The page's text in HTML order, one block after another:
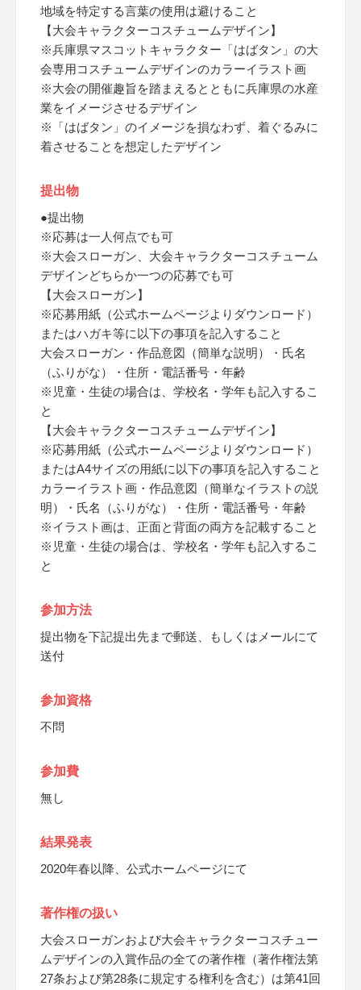
地域を特定する言葉の使用は避けること
【大会キャラクターコスチュームデザイン】
※兵庫県マスコットキャラクター「はばタン」の大
会専用コスチュームデザインのカラーイラスト画
※大会の開催趣旨を踏まえるとともに兵庫県の水産
業をイメージさせるデザイン
※「はばタン」のイメージを損なわず、着ぐるみに
着させることを想定したデザイン
提出物
●提出物
※応募は一人何点でも可
※大会スローガン、大会キャラクターコスチューム
デザインどちらか一つの応募でも可
【大会スローガン】
※応募用紙（公式ホームページよりダウンロード）
またはハガキ等に以下の事項を記入すること
大会スローガン・作品意図（簡単な説明）・氏名
（ふりがな）・住所・電話番号・年齢
※児童・生徒の場合は、学校名・学年も記入するこ
と
【大会キャラクターコスチュームデザイン】
※応募用紙（公式ホームページよりダウンロード）
またはA4サイズの用紙に以下の事項を記入すること
カラーイラスト画・作品意図（簡単なイラストの説
明）・氏名（ふりがな）・住所・電話番号・年齢
※イラスト画は、正面と背面の両方を記載すること
※児童・生徒の場合は、学校名・学年も記入するこ
と
参加方法
提出物を下記提出先まで郵送、もしくはメールにて
送付
参加資格
不問
参加費
無し
結果発表
2020年春以降、公式ホームページにて
著作権の扱い
大会スローガンおよび大会キャラクターコスチュー
ムデザインの入賞作品の全ての著作権（著作権法第
27条および第28条に規定する権利を含む）は第41回